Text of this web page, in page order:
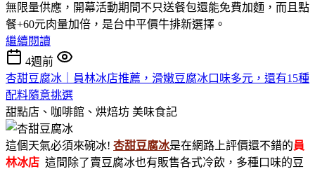
無限量供應，開幕活動期間不只送餐包還能免費加麵，而且點
餐+60元肉量加倍，是台中平價牛排新選擇。
繼續閱讀
4週前
杏甜豆腐冰｜員林冰店推薦，滑嫩豆腐冰口味多元，還有15種
配料隨意挑選
甜點店、咖啡館、烘焙坊 美味食記
這個天氣必須來碗冰! 杏甜豆腐冰是在網路上評價還不錯的員
林冰店 這間除了賣豆腐冰也有販售各式冷飲，多種口味的豆